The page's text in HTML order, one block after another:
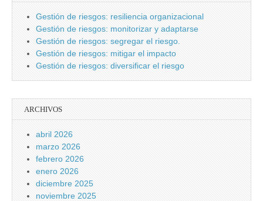
Gestión de riesgos: resiliencia organizacional
Gestión de riesgos: monitorizar y adaptarse
Gestión de riesgos: segregar el riesgo.
Gestión de riesgos: mitigar el impacto
Gestión de riesgos: diversificar el riesgo
ARCHIVOS
abril 2026
marzo 2026
febrero 2026
enero 2026
diciembre 2025
noviembre 2025